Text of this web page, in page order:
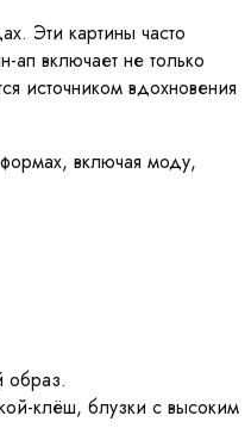
Эти картины часто
ап включает не только
источником вдохновения
включая моду,
образ.
клёш, блузки с высоким